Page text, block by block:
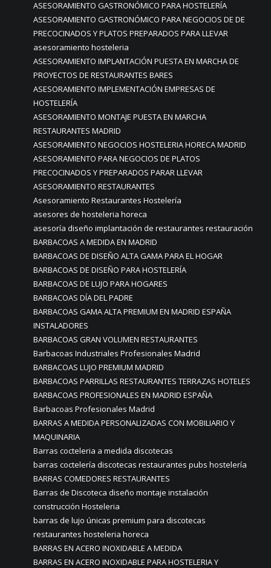
ASESORAMIENTO GASTRONÓMICO PARA HOSTELERÍA
ASESORAMIENTO GASTRONÓMICO PARA NEGOCIOS DE DE
PRECOCINADOS Y PLATOS PREPARADOS PARA LLEVAR
asesoramiento hosteleria
ASESORAMIENTO IMPLANTACIÓN PUESTA EN MARCHA DE
PROYECTOS DE RESTAURANTES BARES
ASESORAMIENTO IMPLEMENTACIÓN EMPRESAS DE
HOSTELERÍA
ASESORAMIENTO MONTAJE PUESTA EN MARCHA
RESTAURANTES MADRID
ASESORAMIENTO NEGOCIOS HOSTELERIA HORECA MADRID
ASESORAMIENTO PARA NEGOCIOS DE PLATOS
PRECOCINADOS Y PREPARADOS PARAR LLEVAR
ASESORAMIENTO RESTAURANTES
Asesoramiento Restaurantes Hostelería
asesores de hosteleria horeca
asesoría diseño implantación de restaurantes restauración
BARBACOAS A MEDIDA EN MADRID
BARBACOAS DE DISEÑO ALTA GAMA PARA EL HOGAR
BARBACOAS DE DISEÑO PARA HOSTELERÍA
BARBACOAS DE LUJO PARA HOGARES
BARBACOAS DÍA DEL PADRE
BARBACOAS GAMA ALTA PREMIUM EN MADRID ESPAÑA
INSTALADORES
BARBACOAS GRAN VOLUMEN RESTAURANTES
Barbacoas Industriales Profesionales Madrid
BARBACOAS LUJO PREMIUM MADRID
BARBACOAS PARRILLAS RESTAURANTES TERRAZAS HOTELES
BARBACOAS PROFESIONALES EN MADRID ESPAÑA
Barbacoas Profesionales Madrid
BARRAS A MEDIDA PERSONALIZADAS CON MOBILIARIO Y
MAQUINARIA
Barras cocteleria a medida discotecas
barras coctelería discotecas restaurantes pubs hostelería
BARRAS COMEDORES RESTAURANTES
Barras de Discoteca diseño montaje instalación
construcción Hosteleria
barras de lujo únicas premium para discotecas
restaurantes hosteleria horeca
BARRAS EN ACERO INOXIDABLE A MEDIDA
BARRAS EN ACERO INOXIDABLE PARA HOSTELERIA Y